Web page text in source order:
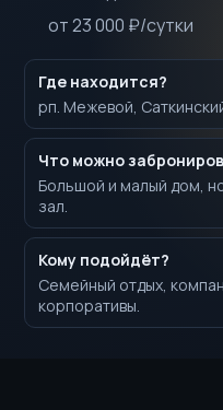
от 23 000 ₽/сутки
Быстрые
ответы
Где находится?
рп. Межевой,
Что можно
Большой и малый дом,
зал.
Кому подойдёт?
Семейный отдых,
корпоративы.